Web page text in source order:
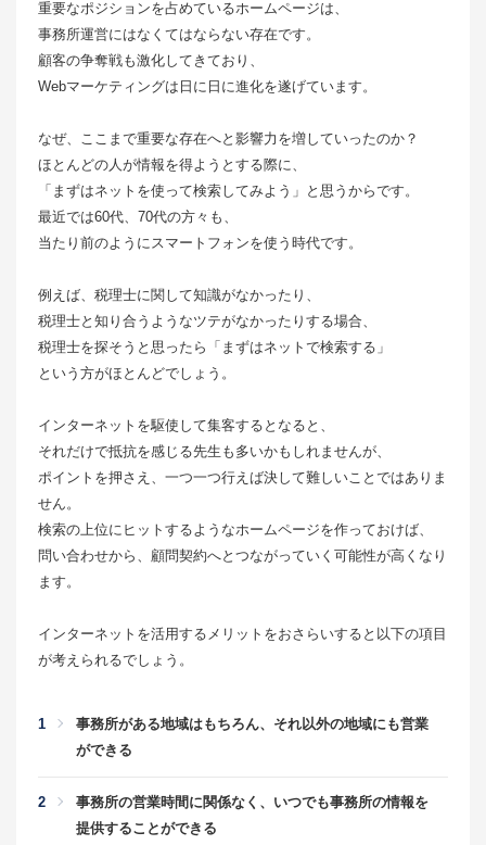
重要なポジションを占めているホームページは、
事務所運営にはなくてはならない存在です。
顧客の争奪戦も激化してきており、
Webマーケティングは日に日に進化を遂げています。
なぜ、ここまで重要な存在へと影響力を増していったのか？
ほとんどの人が情報を得ようとする際に、
「まずはネットを使って検索してみよう」と思うからです。
最近では60代、70代の方々も、
当たり前のようにスマートフォンを使う時代です。
例えば、税理士に関して知識がなかったり、
税理士と知り合うようなツテがなかったりする場合、
税理士を探そうと思ったら「まずはネットで検索する」
という方がほとんどでしょう。
インターネットを駆使して集客するとなると、
それだけで抵抗を感じる先生も多いかもしれませんが、
ポイントを押さえ、一つ一つ行えば決して難しいことではありま
せん。
検索の上位にヒットするようなホームページを作っておけば、
問い合わせから、顧問契約へとつながっていく可能性が高くなり
ます。
インターネットを活用するメリットをおさらいすると以下の項目
が考えられるでしょう。
事務所がある地域はもちろん、それ以外の地域にも営業
ができる
事務所の営業時間に関係なく、いつでも事務所の情報を
提供することができる